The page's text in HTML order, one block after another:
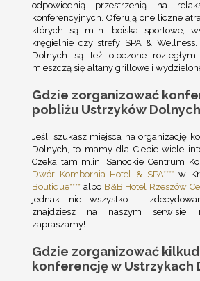
odpowiednią przestrzenią na
konferencyjnych. Oferują one liczne
których są m.in. boiska sportowe,
kręgielnie czy strefy SPA &
Dolnych są też otoczone
mieszczą się altany grillowe i
Gdzie zorganizować
pobliżu Ustrzyków
Jeśli szukasz miejsca na organizację
Dolnych, to mamy dla Ciebie wiele
Czeka tam m.in. Sanockie Centrum
Dwór Kombornia Hotel & SPA**** w
Boutique**** albo B&B Hotel Rzeszów
jednak nie wszystko -
znajdziesz na naszym serwisie,
zapraszamy!
Gdzie zorganizować
konferencję w Ustrzykach